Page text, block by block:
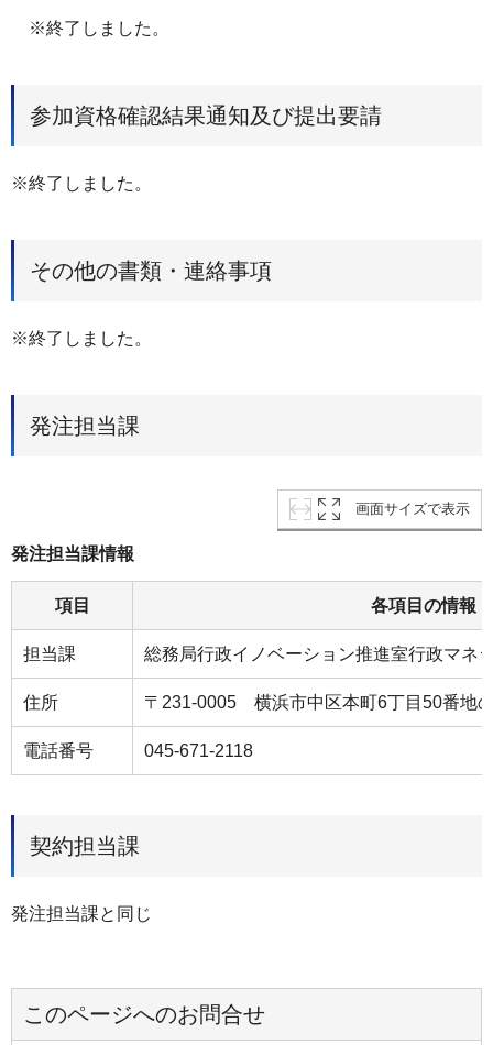
※終了しました。
参加資格確認結果通知及び提出要請
※終了しました。
その他の書類・連絡事項
※終了しました。
発注担当課
画面サイズで表示
発注担当課情報
項目 各項目の情報
担当課 総務局行政イノベーション推進室行政マネ
住所 〒231-0005 横浜市中区本町6丁目50番地
電話番号 045-671-2118
契約担当課
発注担当課と同じ
このページへのお問合せ